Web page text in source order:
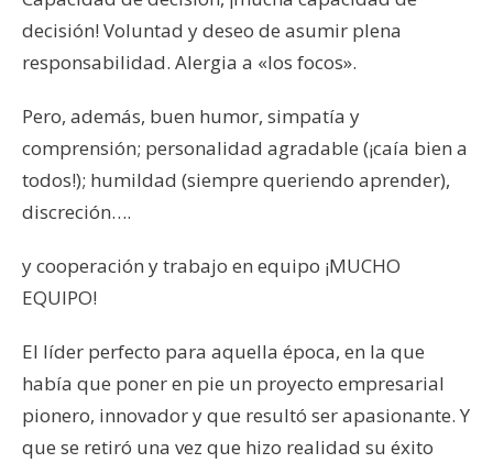
decisión! Voluntad y deseo de asumir plena
responsabilidad. Alergia a «los focos».
Pero, además, buen humor, simpatía y
comprensión; personalidad agradable (¡caía bien a
todos!); humildad (siempre queriendo aprender),
discreción….
y cooperación y trabajo en equipo ¡MUCHO
EQUIPO!
El líder perfecto para aquella época, en la que
había que poner en pie un proyecto empresarial
pionero, innovador y que resultó ser apasionante. Y
que se retiró una vez que hizo realidad su éxito